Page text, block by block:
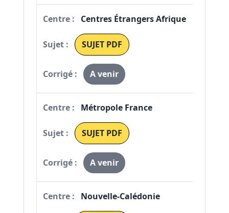
Centres Étrangers Afrique
SUJET PDF
A venir
Métropole France
SUJET PDF
A venir
Nouvelle-Calédonie